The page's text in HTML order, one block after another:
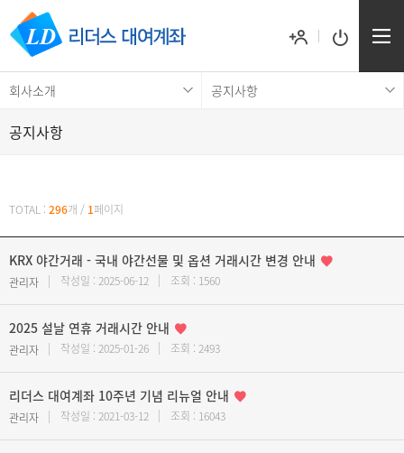
회사소개 공지사항
공지사항
TOTAL : 296개 / 1페이지
KRX 야간거래 - 국내 야간선물 및 옵션 거래시간 변경 안내
관리자 작성일 : 2025-06-12 조회 : 1560
2025 설날 연휴 거래시간 안내
관리자 작성일 : 2025-01-26 조회 : 2493
리더스 대여계좌 10주년 기념 리뉴얼 안내
관리자 작성일 : 2021-03-12 조회 : 16043